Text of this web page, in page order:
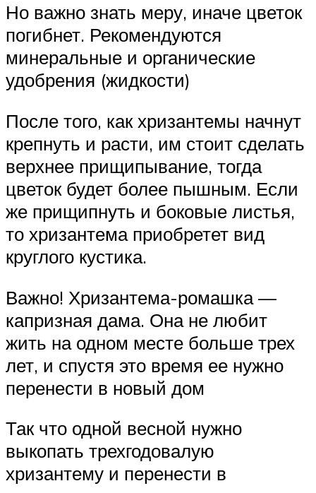
Но важно знать меру, иначе цветок
погибнет. Рекомендуются
минеральные и органические
удобрения (жидкости)
После того, как хризантемы начнут
крепнуть и расти, им стоит сделать
верхнее прищипывание, тогда
цветок будет более пышным. Если
же прищипнуть и боковые листья,
то хризантема приобретет вид
круглого кустика.
Важно! Хризантема-ромашка —
капризная дама. Она не любит
жить на одном месте больше трех
лет, и спустя это время ее нужно
перенести в новый дом
Так что одной весной нужно
выкопать трехгодовалую
хризантему и перенести в